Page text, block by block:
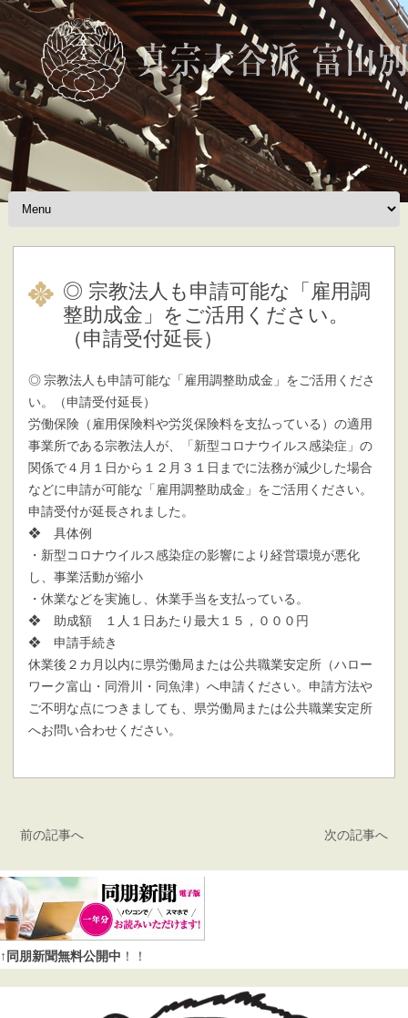
Skip to content
◎ 宗教法人も申請可能な「雇用調
整助成金」をご活用ください。
（申請受付延長）
◎ 宗教法人も申請可能な「雇用調整助成金」をご活用くださ
い。（申請受付延長）
労働保険（雇用保険料や労災保険料を支払っている）の適用
事業所である宗教法人が、「新型コロナウイルス感染症」の
関係で４月１日から１２月３１日までに法務が減少した場合
などに申請が可能な「雇用調整助成金」をご活用ください。
申請受付が延長されました。
❖ 具体例
・新型コロナウイルス感染症の影響により経営環境が悪化
し、事業活動が縮小
・休業などを実施し、休業手当を支払っている。
❖ 助成額 １人１日あたり最大１５，０００円
❖ 申請手続き
休業後２カ月以内に県労働局または公共職業安定所（ハロー
ワーク富山・同滑川・同魚津）へ申請ください。申請方法や
ご不明な点につきましても、県労働局または公共職業安定所
へお問い合わせください。
前の記事へ 次の記事へ
↑同朋新聞無料公開中 ！！